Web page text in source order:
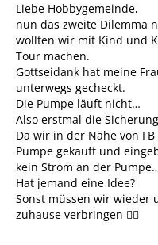
Liebe Hobbygemeinde,
nun das zweite Dilemma
wollten wir mit Kind und
Tour machen.
Gottseidank hat meine
unterwegs gecheckt.
Die Pumpe läuft nicht…
Also erstmal die
Da wir in der Nähe von
Pumpe gekauft und
kein Strom an der
Hat jemand eine Idee?
Sonst müssen wir wieder
zuhause verbringen 😵‍💫